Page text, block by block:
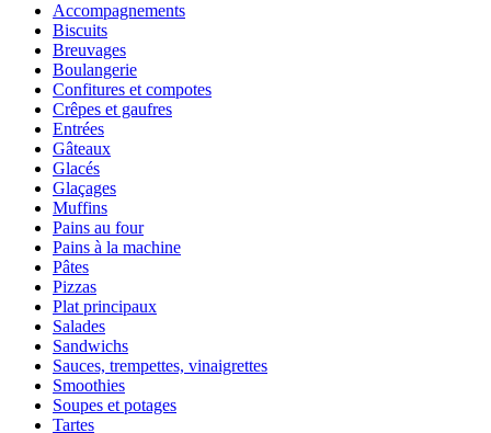
Accompagnements
Biscuits
Breuvages
Boulangerie
Confitures et compotes
Crêpes et gaufres
Entrées
Gâteaux
Glacés
Glaçages
Muffins
Pains au four
Pains à la machine
Pâtes
Pizzas
Plat principaux
Salades
Sandwichs
Sauces, trempettes, vinaigrettes
Smoothies
Soupes et potages
Tartes